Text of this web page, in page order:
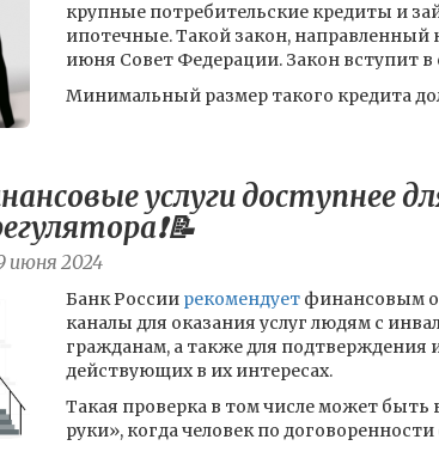
крупные потребительские кредиты и
ипотечные. Такой закон, направленный
июня Совет Федерации. Закон вступит в
Минимальный размер такого кредита
услуги доступнее
июня 2024
Банк России рекомендует финансовым
каналы для оказания услуг людям с
гражданам, а также для
действующих в их интересах.
Такая проверка в том числе может быть
руки», когда человек по договоренности